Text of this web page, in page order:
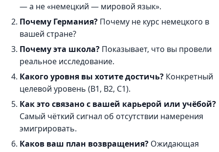
— а не «немецкий — мировой язык».
Почему Германия? Почему не курс немецкого в
вашей стране?
Почему эта школа? Показывает, что вы провели
реальное исследование.
Какого уровня вы хотите достичь? Конкретный
целевой уровень (B1, B2, C1).
Как это связано с вашей карьерой или учёбой?
Самый чёткий сигнал об отсутствии намерения
эмигрировать.
Каков ваш план возвращения? Ожидающая